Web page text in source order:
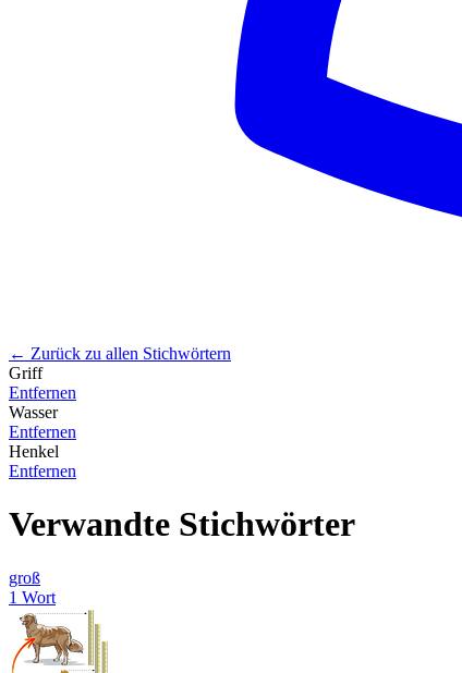
← Zurück zu allen Stichwörtern
Griff
Entfernen
Wasser
Entfernen
Henkel
Entfernen
Verwandte Stichwörter
groß
1 Wort